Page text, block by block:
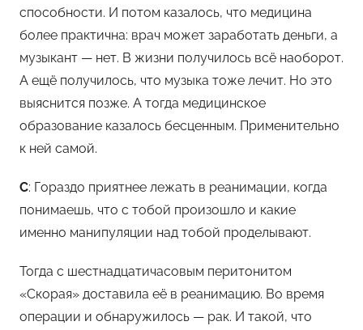
способности. И потом казалось, что медицина
более практична: врач может заработать деньги, а
музыкант — нет. В жизни получилось всё наоборот.
А ещё получилось, что музыка тоже лечит. Но это
выяснится позже. А тогда медицинское
образование казалось бесценным. Применительно
к ней самой.
С: Гораздо приятнее лежать в реанимации, когда
понимаешь, что с тобой произошло и какие
именно манипуляции над тобой проделывают.
Тогда с шестнадцатичасовым перитонитом
«Скорая» доставила её в реанимацию. Во время
операции и обнаружилось — рак. И такой, что